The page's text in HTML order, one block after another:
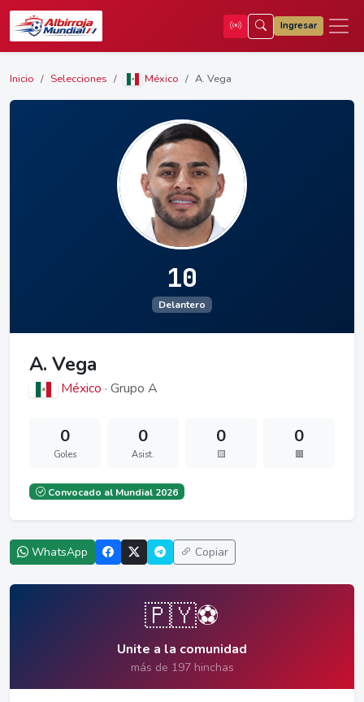
Ingresar
Inicio Selecciones México A. Vega
10
Delantero
A. Vega
México · Grupo A
0
Goles
0
Asist.
0
🟨
0
🟥
Convocado al Mundial 2026
WhatsApp Copiar
🇵🇾⚽
Unite a la comunidad
más de 197 hinchas